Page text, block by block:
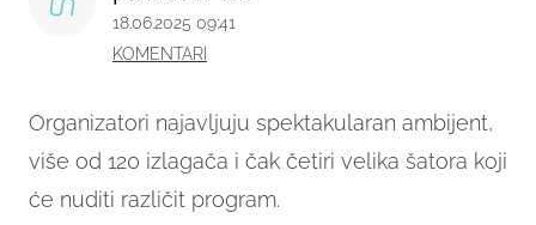
Organizatori najavljuju spektakularan ambijent,
više od 120 izlagača i čak četiri velika šatora koji
će nuditi različit program.
18.06.2025 09:41
KOMENTARI